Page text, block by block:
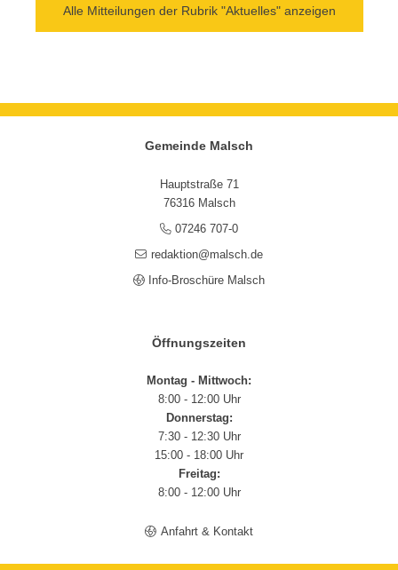
Alle Mitteilungen der Rubrik "Aktuelles" anzeigen
Gemeinde Malsch
Hauptstraße 71
76316 Malsch
07246 707-0
redaktion@malsch.de
Info-Broschüre Malsch
Öffnungszeiten
Montag - Mittwoch:
8:00 - 12:00 Uhr
Donnerstag:
7:30 - 12:30 Uhr
15:00 - 18:00 Uhr
Freitag:
8:00 - 12:00 Uhr
Anfahrt & Kontakt